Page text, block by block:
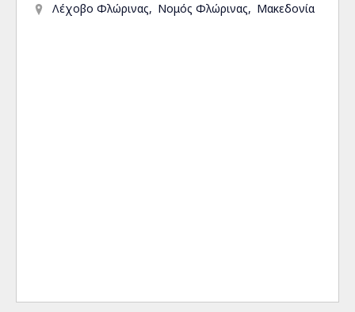
Λέχοβο Φλώρινας
Νομός Φλώρινας Μακεδονία